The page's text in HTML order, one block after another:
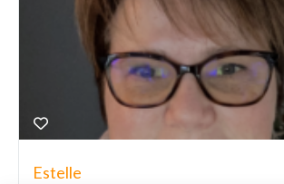
Estelle